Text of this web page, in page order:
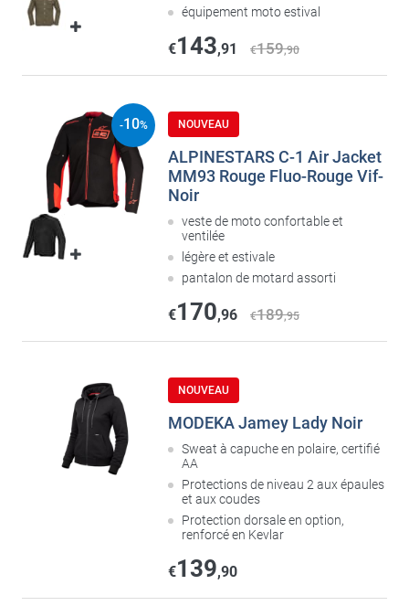
équipement moto estival
€143,91 €159,90
NOUVEAU
ALPINESTARS C-1 Air Jacket
MM93 Rouge Fluo-Rouge Vif-
Noir
veste de moto confortable et
ventilée
légère et estivale
pantalon de motard assorti
€170,96 €189,95
-10%
NOUVEAU
MODEKA Jamey Lady Noir
Sweat à capuche en polaire, certifié
AA
Protections de niveau 2 aux épaules
et aux coudes
Protection dorsale en option,
renforcé en Kevlar
€139,90